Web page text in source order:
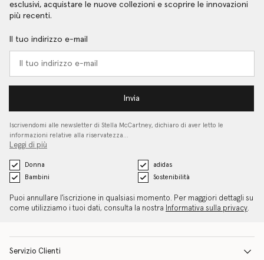
esclusivi, acquistare le nuove collezioni e scoprire le innovazioni
più recenti.
Il tuo indirizzo e-mail
Invia
Iscrivendomi alle newsletter di Stella McCartney, dichiaro di aver letto le
informazioni relative alla riservatezza…
Leggi di più
Donna
adidas
Bambini
Sostenibilità
Puoi annullare l'iscrizione in qualsiasi momento. Per maggiori dettagli su
come utilizziamo i tuoi dati, consulta la nostra
Informativa sulla privacy.
Servizio Clienti